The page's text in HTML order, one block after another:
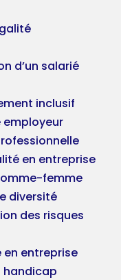
d’un salarié
inclusif
employeur
en entreprise
femme
diversité
des risques
en entreprise
handicap